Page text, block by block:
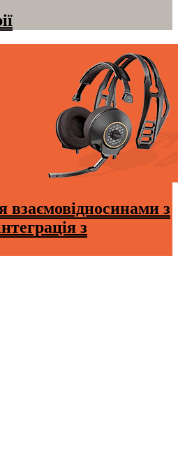
взаємовідносинами з
з